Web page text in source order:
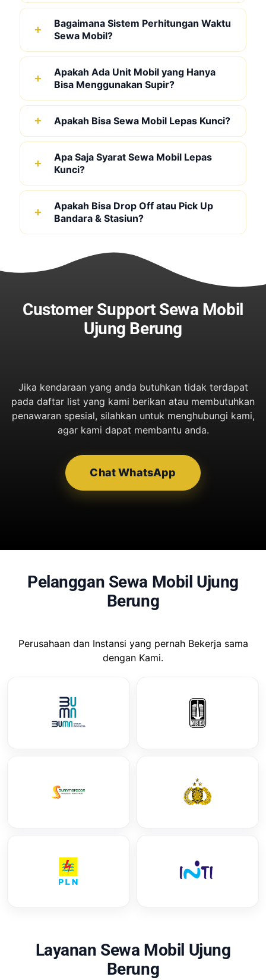
Bagaimana Sistem Perhitungan Waktu
Sewa Mobil?
Apakah Ada Unit Mobil yang Hanya
Bisa Menggunakan Supir?
Apakah Bisa Sewa Mobil Lepas Kunci?
Apa Saja Syarat Sewa Mobil Lepas
Kunci?
Apakah Bisa Drop Off atau Pick Up
Bandara & Stasiun?
Customer Support Sewa Mobil
Ujung Berung
Jika kendaraan yang anda butuhkan tidak terdapat
pada daftar list yang kami berikan atau membutuhkan
penawaran spesial, silahkan untuk menghubungi kami,
agar kami dapat membantu anda.
Chat WhatsApp
Pelanggan Sewa Mobil Ujung
Berung
Perusahaan dan Instansi yang pernah Bekerja sama
dengan Kami.
Layanan Sewa Mobil Ujung
Berung